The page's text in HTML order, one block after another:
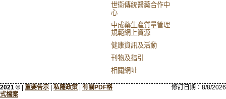
世衞傳統醫藥合作中
心
中成藥生產質量管理
規範網上資源
健康資訊及活動
刊物及指引
相關網址
2021 © | 重要告示 | 私隱政策 | 有關PDF格
式檔案
修訂日期： 8/8/2026